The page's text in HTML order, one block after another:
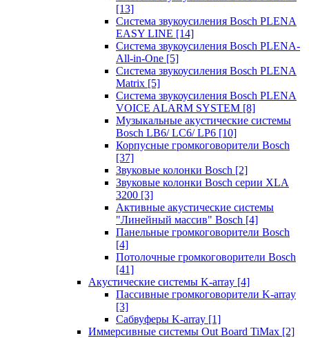
[13]
Система звукоусиления Bosch PLENA
EASY LINE [14]
Система звукоусиления Bosch PLENA-
All-in-One [5]
Система звукоусиления Bosch PLENA
Matrix [5]
Система звукоусиления Bosch PLENA
VOICE ALARM SYSTEM [8]
Музыкальные акустические системы
Bosch LB6/ LC6/ LP6 [10]
Корпусные громкоговорители Bosch
[37]
Звуковые колонки Bosch [2]
Звуковые колонки Bosch серии XLA
3200 [3]
Активные акустические системы
"Линейный массив" Bosch [4]
Панельные громкоговорители Bosch
[4]
Потолочные громкоговорители Bosch
[41]
Акустические системы K-array [4]
Пассивные громкоговорители K-array
[3]
Сабвуферы K-array [1]
Иммерсивные системы Out Board TiMax [2]